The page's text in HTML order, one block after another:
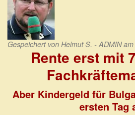
Gespeichert von Helmut S. - ADMINam
Rente erst mit
Aber Kindergeld für
ersten Tag